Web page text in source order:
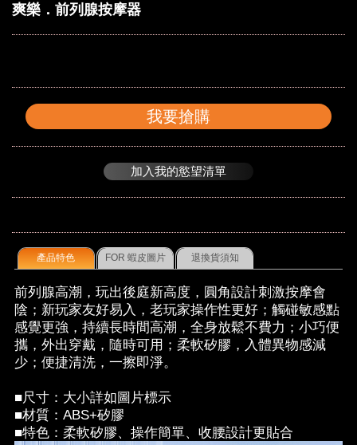
爽樂．前列腺按摩器
我要搶購
加入我的慾望清單
產品特色 FOR 蝦皮圖片 退換貨須知
前列腺高潮，玩出後庭新高度，圓角設計刺激按摩會
陰；新玩家友好易入，老玩家操作性更好；觸碰敏感點
感覺更強，持續長時間高潮，全身放鬆不費力；小巧便
攜，外出穿戴，隨時可用；柔軟矽膠，入體異物感減
少；便捷清洗，一擦即淨。
■尺寸：大小詳如圖片標示
■材質：ABS+矽膠
■特色：柔軟矽膠、操作簡單、收腰設計更貼合